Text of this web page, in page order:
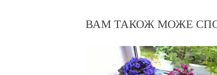
ВАМ ТАКОЖ МОЖЕ